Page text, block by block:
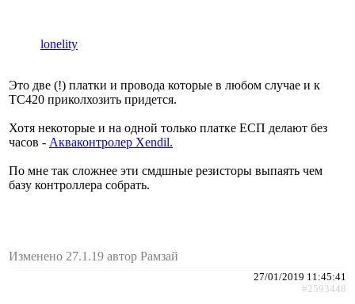
lonelity
Это две (!) платки и провода которые в любом случае и к
ТС420 приколхозить придется.
Хотя некоторые и на одной только платке ЕСП делают без
часов - Aкваконтролер Xendil.
По мне так сложнее эти смдшные резисторы выпаять чем
базу контроллера собрать.
Изменено 27.1.19 автор Рамзай
27/01/2019 11:45:41
#2593448